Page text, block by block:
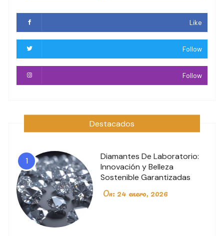
Like
Follow
Follow
Destacados
1
Diamantes De Laboratorio:
Innovación y Belleza
Sostenible Garantizadas
On: 24 enero, 2026